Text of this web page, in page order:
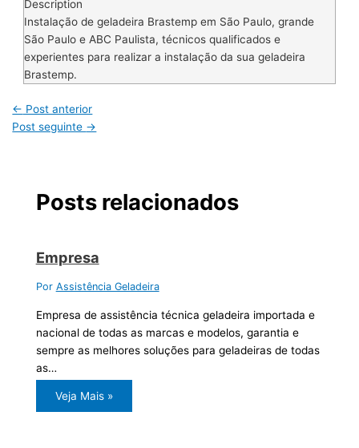
Description
Instalação de geladeira Brastemp em São Paulo, grande
São Paulo e ABC Paulista, técnicos qualificados e
experientes para realizar a instalação da sua geladeira
Brastemp.
← Post anterior
Post seguinte →
Posts relacionados
Empresa
Por Assistência Geladeira
Empresa de assistência técnica geladeira importada e
nacional de todas as marcas e modelos, garantia e
sempre as melhores soluções para geladeiras de todas
as…
Veja Mais »